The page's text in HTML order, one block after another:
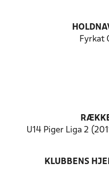
Fyrkat
U14 Piger Liga 2
KLUBBENS